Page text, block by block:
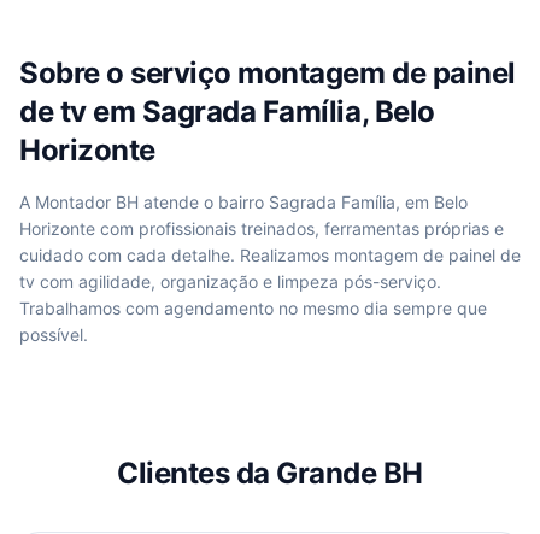
Sobre o serviço montagem de painel
de tvem Sagrada Família, Belo
Horizonte
A Montador BH atende o bairro Sagrada Família, em Belo
Horizonte com profissionais treinados, ferramentas próprias e
cuidado com cada detalhe. Realizamos montagem de painel de
tv com agilidade, organização e limpeza pós-serviço.
Trabalhamos com agendamento no mesmo dia sempre que
possível.
Clientes da Grande BH